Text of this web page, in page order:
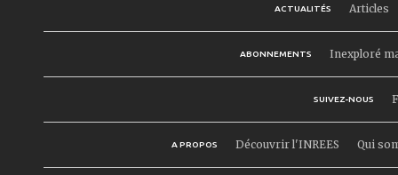
ACTUALITÉS Articles
ABONNEMENTS Inexploré
SUIVEZ-NOUS
A PROPOS Découvrir l'INREES Qui